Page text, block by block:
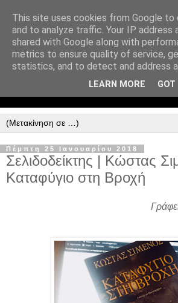
Πέμπτη 25 Ιανουαρίου 2018
Σελιδοδείκτης | Κώστας
Καταφύγιο στη Βροχή
This site uses cookies from Google to
and to analyze traffic. Your IP address
shared with Google along with
metrics to ensure quality of service,
statistics, and to detect and address
LEARN MORE GOT